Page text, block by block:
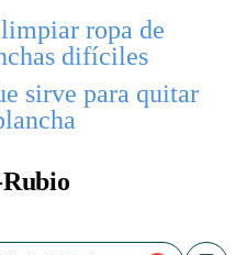
ropa de
difíciles
sirve para quitar